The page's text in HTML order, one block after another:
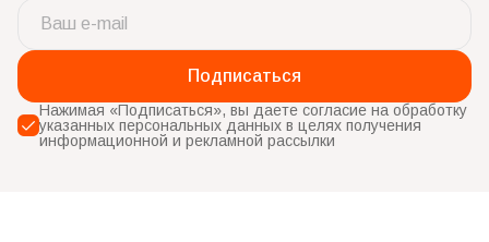
Подписаться
Нажимая «Подписаться», вы даете согласие на обработку
указанных персональных данных в целях получения
информационной и рекламной рассылки